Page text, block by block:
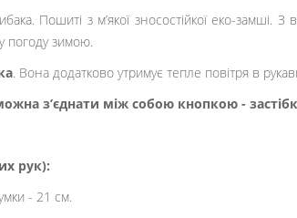
Пошиті з м’якої зносостійкої еко-замші. З
погоду зимою.
. Вона додатково утримує тепле повітря в
з’єднати між собою кнопкою -
рук):
- 21 см.